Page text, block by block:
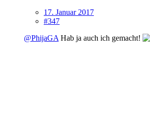
17. Januar 2017
#347
@PhijaGA Hab ja auch ich gemacht!